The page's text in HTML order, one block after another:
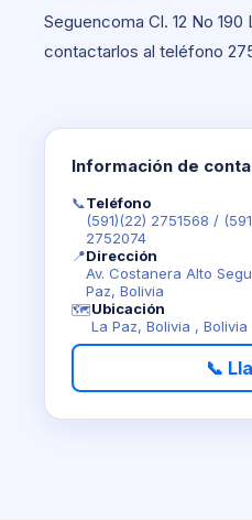
Seguencoma Cl. 12 No
contactarlos al teléfono
Información de
📞Teléfono
(591)(22) 2751568 /
2752074
📍Dirección
Av. Costanera Alto
Paz, Bolivia
🗺️Ubicación
La Paz, Bolivia , Bolivia
📞